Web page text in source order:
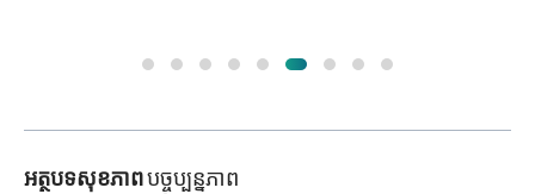
អត្ថបទសុខភាពបច្ចុប្បន្នភាព